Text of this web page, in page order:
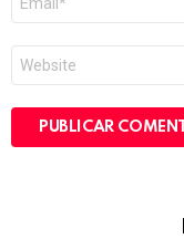
mail
*